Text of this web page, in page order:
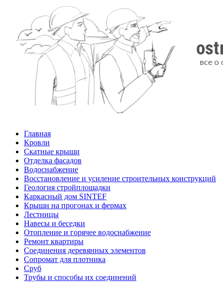
Главная
Кровли
Скатные крыши
Отделка фасадов
Водоснабжение
Восстановление и усиление строительных конструкций
Геология стройплощадки
Каркасный дом SINTEF
Крыши на прогонах и фермах
Лестницы
Навесы и беседки
Отопление и горячее водоснабжение
Ремонт квартиры
Соединения деревянных элементов
Сопромат для плотника
Сруб
Трубы и способы их соединений